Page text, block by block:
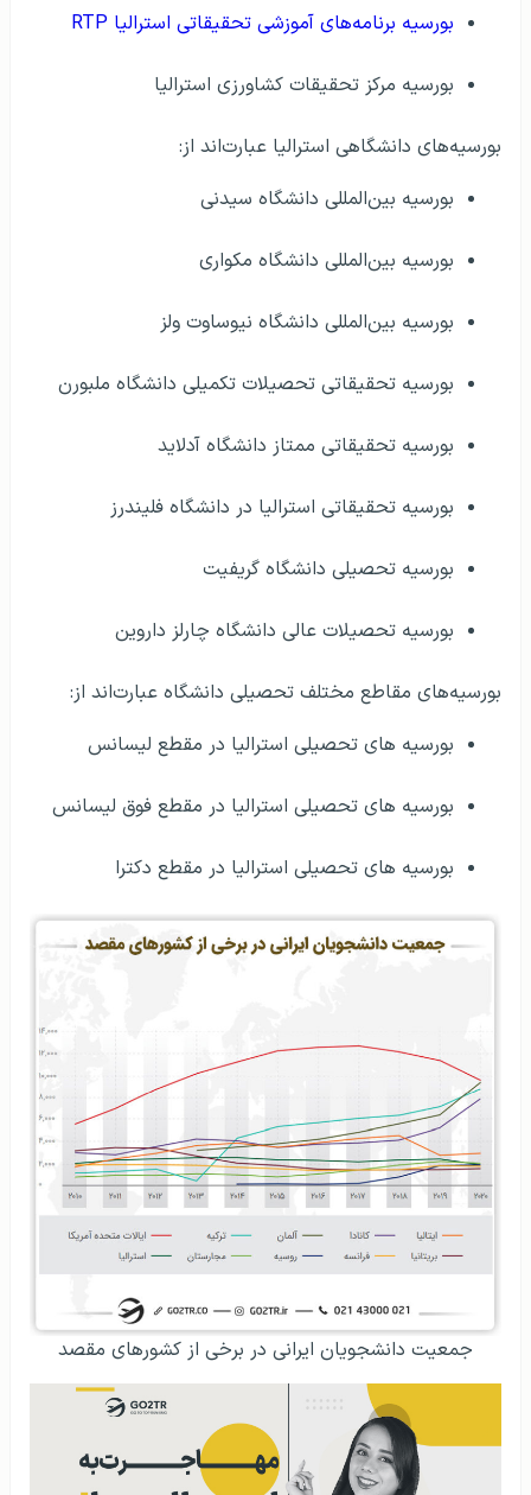
بورسیه برنامه‌های آموزشی تحقیقاتی استرالیا RTP
بورسیه مرکز تحقیقات کشاورزی استرالیا
بورسیه‌های دانشگاهی استرالیا عبارت‌اند از:
بورسیه بین‌المللی دانشگاه سیدنی
بورسیه بین‌المللی دانشگاه مکواری
بورسیه بین‌المللی دانشگاه نیوساوت ولز
بورسیه تحقیقاتی تحصیلات تکمیلی دانشگاه ملبورن
بورسیه تحقیقاتی ممتاز دانشگاه آدلاید
بورسیه تحقیقاتی استرالیا در دانشگاه فلیندرز
بورسیه تحصیلی دانشگاه گریفیت
بورسیه تحصیلات عالی دانشگاه چارلز داروین
بورسیه‌های مقاطع مختلف تحصیلی دانشگاه عبارت‌اند از:
بورسیه های تحصیلی استرالیا در مقطع لیسانس
بورسیه های تحصیلی استرالیا در مقطع فوق لیسانس
بورسیه های تحصیلی استرالیا در مقطع دکترا
جمعیت دانشجویان ایرانی در برخی از کشورهای مقصد